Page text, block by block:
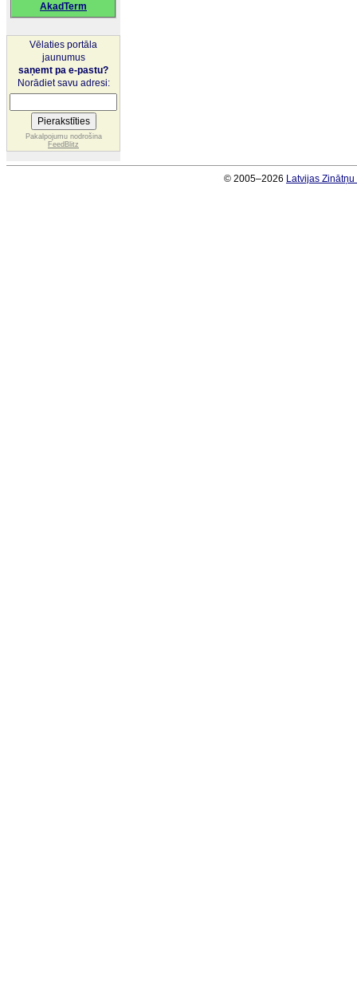
AkadTerm
Vēlaties portāla
jaunumus
saņemt pa e-pastu?
Norādiet savu adresi:
Pakalpojumu nodrošina
FeedBlitz
© 2005–2026 Latvijas